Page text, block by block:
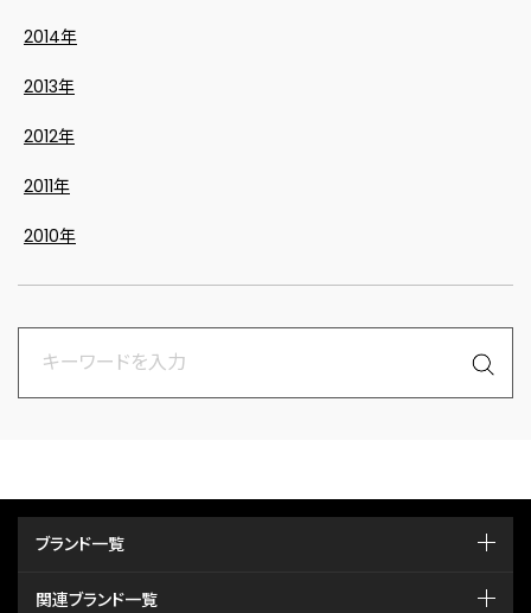
2014年
2013年
2012年
2011年
2010年
ブランド一覧
関連ブランド一覧